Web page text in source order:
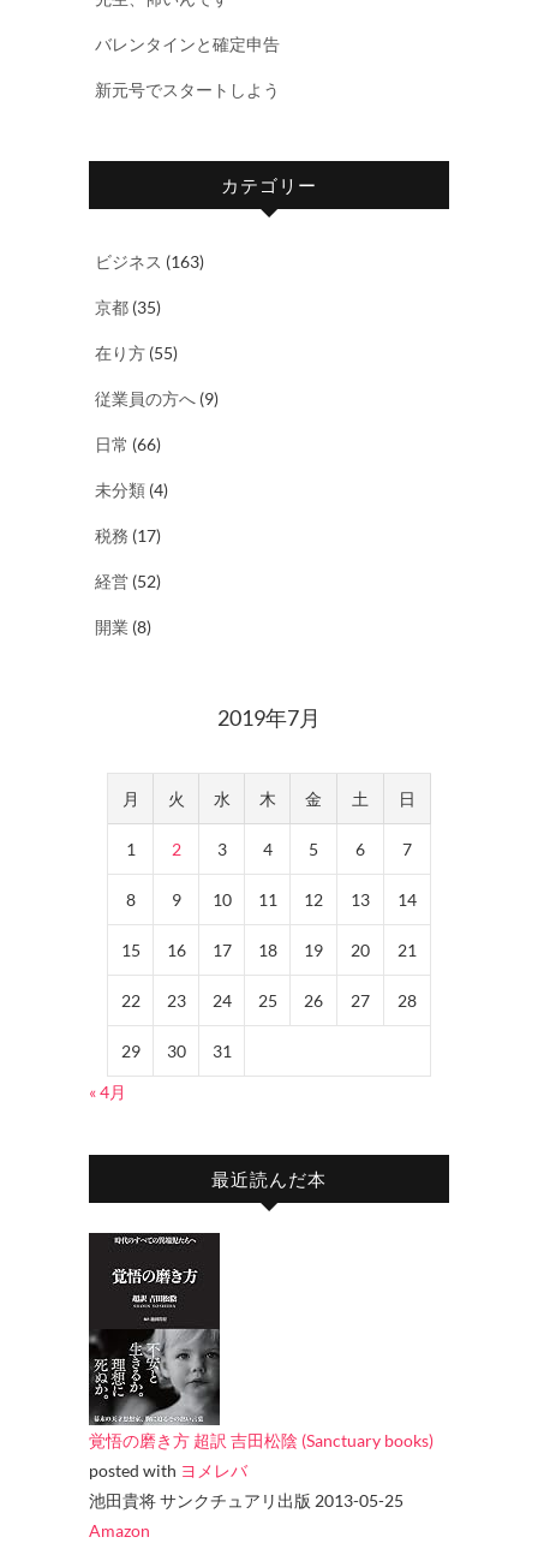
バレンタインと確定申告
新元号でスタートしよう
カテゴリー
ビジネス (163)
京都 (35)
在り方 (55)
従業員の方へ (9)
日常 (66)
未分類 (4)
税務 (17)
経営 (52)
開業 (8)
2019年7月
月 火 水 木 金 土 日
1 2 3 4 5 6 7
8 9 10 11 12 13 14
15 16 17 18 19 20 21
22 23 24 25 26 27 28
29 30
31
« 4月
最近読んだ本
覚悟の磨き方 超訳 吉田松陰 (Sanctuary books)
posted with ヨメレバ
池田貴将 サンクチュアリ出版 2013-05-25
Amazon